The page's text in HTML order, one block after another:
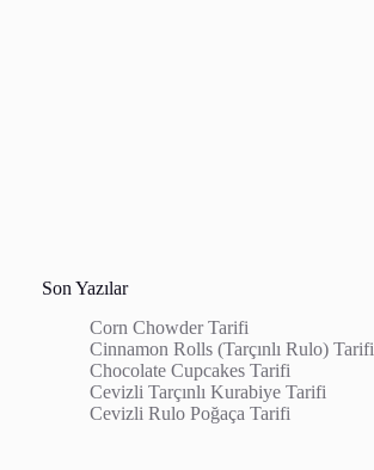
Son Yazılar
Corn Chowder Tarifi
Cinnamon Rolls (Tarçınlı Rulo) Tarifi
Chocolate Cupcakes Tarifi
Cevizli Tarçınlı Kurabiye Tarifi
Cevizli Rulo Poğaça Tarifi